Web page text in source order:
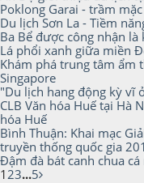
Poklong Garai - trầm
Du lịch Sơn La - Tiềm
Ba Bể được công nhận là
Lá phổi xanh giữa miền
Khám phá trung tâm ẩm
Singapore
"Du lịch hang động kỳ vĩ
CLB Văn hóa Huế tại Hà
hóa Huế
Bình Thuận: Khai mạc
truyền thống quốc gia
Đậm đà bát canh chua
1 23...5